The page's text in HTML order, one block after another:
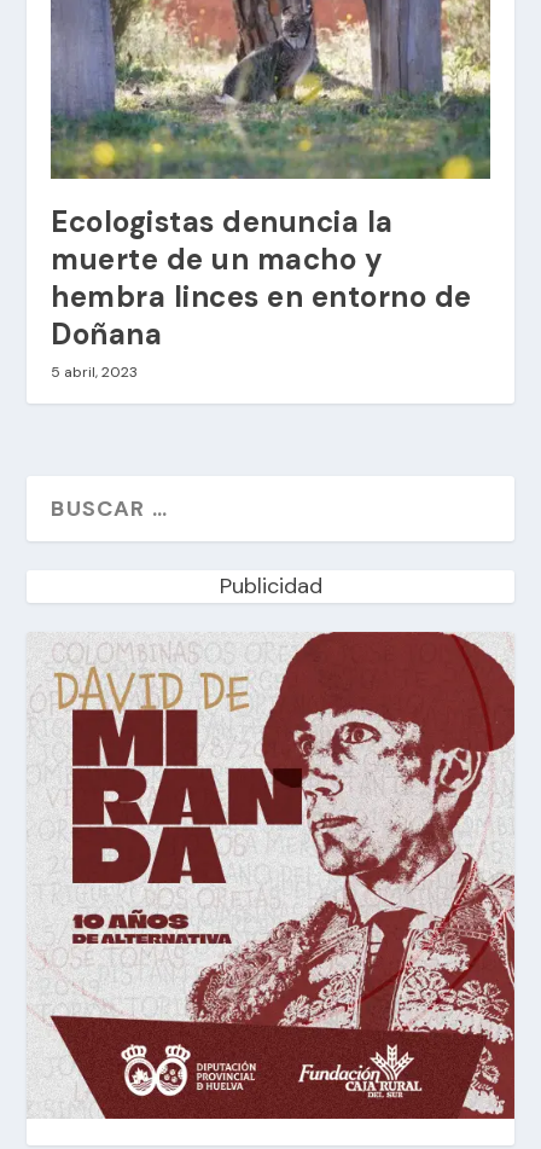
Ecologistas denuncia la
muerte de un macho y
hembra linces en entorno de
Doñana
5 abril, 2023
Publicidad